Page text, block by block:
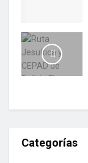
Categorías